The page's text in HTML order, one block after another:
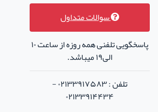
سوالات متداول
پاسخگویی تلفنی همه روزه از ساعت ۱۰
الی۱۹ میباشد.
تلفن : ۰۲۱۳۳۹۱۷۵۸۳ -
۰۲۱۳۳۹۱۴۴۳۴